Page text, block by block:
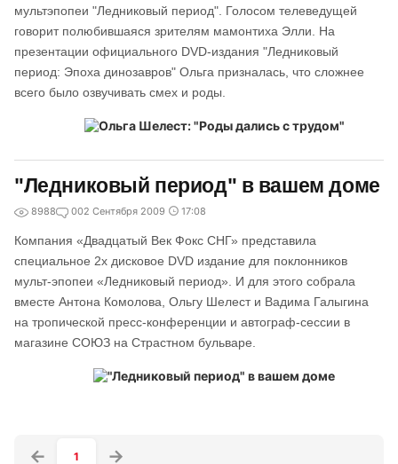
мультэпопеи "Ледниковый период". Голосом телеведущей
говорит полюбившаяся зрителям мамонтиха Элли. На
презентации официального DVD-издания "Ледниковый
период: Эпоха динозавров" Ольга призналась, что сложнее
всего было озвучивать смех и роды.
"Ледниковый период" в вашем доме
8988 002 Сентября 2009 17:08
Компания «Двадцатый Век Фокс СНГ» представила
специальное 2х дисковое DVD издание для поклонников
мульт-эпопеи «Ледниковый период». И для этого собрала
вместе Антона Комолова, Ольгу Шелест и Вадима Галыгина
на тропической пресс-конференции и автограф-сессии в
магазине СОЮЗ на Страстном бульваре.
1